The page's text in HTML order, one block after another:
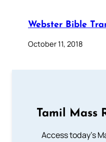
Webster Bible
October 11, 2018
Tamil Mass
Access today's